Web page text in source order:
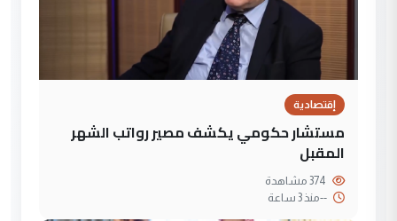
إقتصادية
مستشار حكومي يكشف مصير رواتب الشهر
المقبل
--منذ 3 ساعة